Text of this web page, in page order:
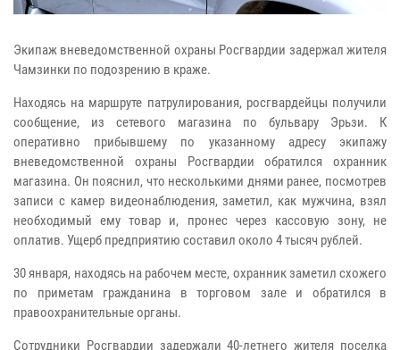
Экипаж вневедомственной охраны Росгвардии задержал жителя
Чамзинки по подозрению в краже.
Находясь на маршруте патрулирования, росгвардейцы получили
сообщение, из сетевого магазина по бульвару Эрьзи. К
оперативно прибывшему по указанному адресу экипажу
вневедомственной охраны Росгвардии обратился охранник
магазина. Он пояснил, что несколькими днями ранее, посмотрев
записи с камер видеонаблюдения, заметил, как мужчина, взял
необходимый ему товар и, пронес через кассовую зону, не
оплатив. Ущерб предприятию составил около 4 тысяч рублей.
30 января, находясь на рабочем месте, охранник заметил схожего
по приметам гражданина в торговом зале и обратился в
правоохранительные органы.
Сотрудники Росгвардии задержали 40-летнего жителя поселка